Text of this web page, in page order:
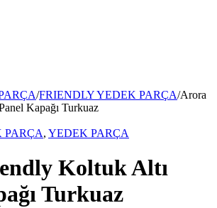
/FRIENDLY YEDEK PARÇA/Arora
Kapağı Turkuaz
PARÇA, YEDEK PARÇA
Koltuk Altı
Turkuaz